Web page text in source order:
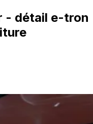
- détail e-tron